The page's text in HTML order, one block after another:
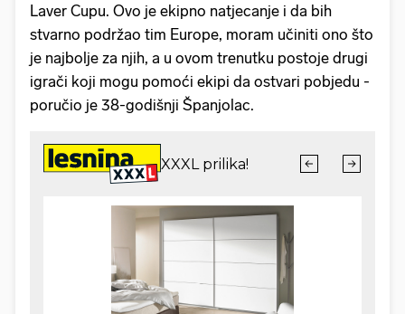
Laver Cupu. Ovo je ekipno natjecanje i da bih
stvarno podržao tim Europe, moram učiniti ono što
je najbolje za njih, a u ovom trenutku postoje drugi
igrači koji mogu pomoći ekipi da ostvari pobjedu -
poručio je 38-godišnji Španjolac.